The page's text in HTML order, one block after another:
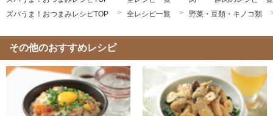
ズバうま！おつまみレシピTOP
全レシピ一覧 野菜・豆類・キノコ類
その他のおすすめレシピ